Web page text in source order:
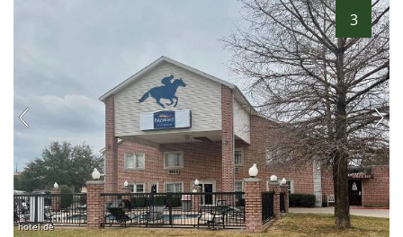
3
hotel.de